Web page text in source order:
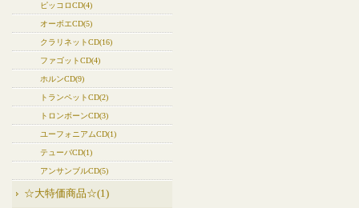
ピッコロCD(4)
オーボエCD(5)
クラリネットCD(16)
ファゴットCD(4)
ホルンCD(9)
トランペットCD(2)
トロンボーンCD(3)
ユーフォニアムCD(1)
テューバCD(1)
アンサンブルCD(5)
☆大特価商品☆(1)